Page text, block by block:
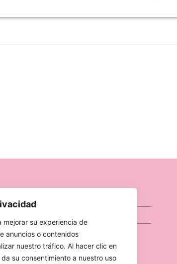
mejorar su experiencia de
anuncios o contenidos
nuestro tráfico. Al hacer clic en
su consentimiento a nuestro uso
en
Ofertas
Caja Viajera